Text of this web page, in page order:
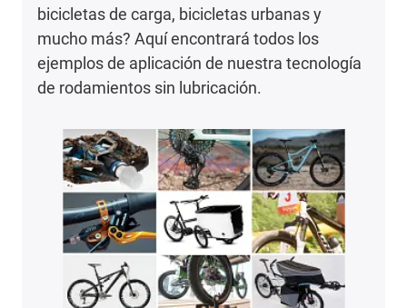
bicicletas de carga, bicicletas urbanas y
mucho más? Aquí encontrará todos los
ejemplos de aplicación de nuestra tecnología
de rodamientos sin lubricación.